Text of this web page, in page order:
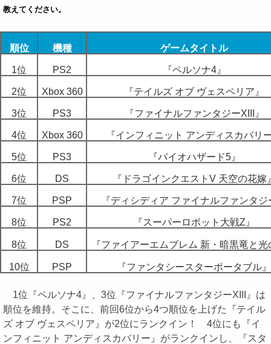
教えてください。
順位 機種 ゲームタイトル
1位 PS2 『ペルソナ4』
2位 Xbox 360 『テイルズ オブ ヴェスペリア』
3位 PS3 『ファイナルファンタジーXIII』
4位 Xbox 360 『インフィニット アンディスカバリ
5位 PS3 『バイオハザード5』
6位 DS 『ドラゴインクエストV 天空の花嫁
7位 PSP 『ディシディア ファイナルファンタジ
8位 PS2 『スーパーロボット大戦Z』
8位 DS 『ファイアーエムブレム 新・暗黒竜と光
10位 PSP 『ファンタシースターポータブル』
1位『ペルソナ4』、3位『ファイナルファンタジーXIII』は
順位を維持。そこに、前回6位から4つ順位を上げた『テイル
ズ オブ ヴェスペリア』が2位にランクイン！ 4位にも『イ
ンフィニット アンディスカバリー』がランクインし、『スタ